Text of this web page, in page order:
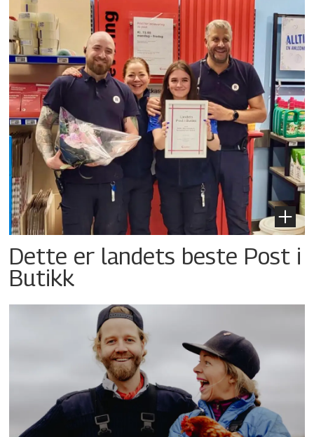
Dette er landets beste Post i
Butikk